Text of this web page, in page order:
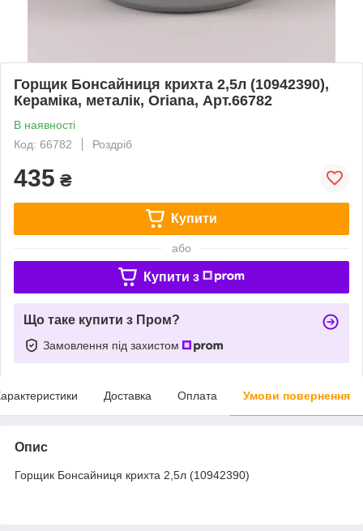
Горщик Бонсайниця крихта 2,5л (10942390),
Кераміка, металік, Oriana, Арт.66782
В наявності
Код: 66782
Роздріб
435 ₴
Купити
або
Купити з
Що таке купити з Пром?
Замовлення під захистом
Доставка Оплата Умови повернення
Опис
Горщик Бонсайниця крихта 2,5л (10942390)